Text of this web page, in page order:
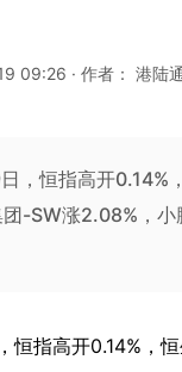
09:26 · 作者： 港陆通
，恒指高开0.14%
-SW涨2.08%，
恒指高开0.14%，恒